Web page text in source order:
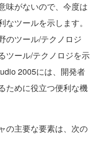
味がないので、今度は
ツールを示します。
のツール/テクノロジ
ツール/テクノロジを示
2005には、開発者
ために役立つ便利な機
の主要な要素は、次の